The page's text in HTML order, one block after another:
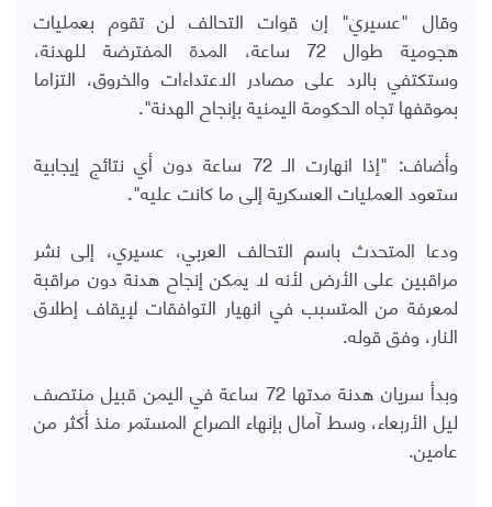
وقال "عسيري" إن قوات التحالف لن تقوم بعمليات
هجومية طوال 72 ساعة، المدة المفترضة للهدنة،
وستكتفي بالرد على مصادر الاعتداءات والخروق، التزاما
بموقفها تجاه الحكومة اليمنية بإنجاح الهدنة".
وأضاف: "إذا انهارت الـ 72 ساعة دون أي نتائج إيجابية
ستعود العمليات العسكرية إلى ما كانت عليه".
ودعا المتحدث باسم التحالف العربي، عسيري، إلى نشر
مراقبين على الأرض لأنه لا يمكن إنجاح هدنة دون مراقبة
لمعرفة من المتسبب في انهيار التوافقات لإيقاف إطلاق
النار، وفق قوله.
وبدأ سريان هدنة مدتها 72 ساعة في اليمن قبيل منتصف
ليل الأربعاء، وسط آمال بإنهاء الصراع المستمر منذ أكثر من
عامين.